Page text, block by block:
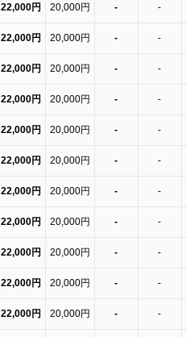
22,000円 20,000円 - -
22,000円 20,000円 - -
22,000円 20,000円 - -
22,000円 20,000円 - -
22,000円 20,000円 - -
22,000円 20,000円 - -
22,000円 20,000円 - -
22,000円 20,000円 - -
22,000円 20,000円 - -
22,000円 20,000円 - -
22,000円 20,000円 - -